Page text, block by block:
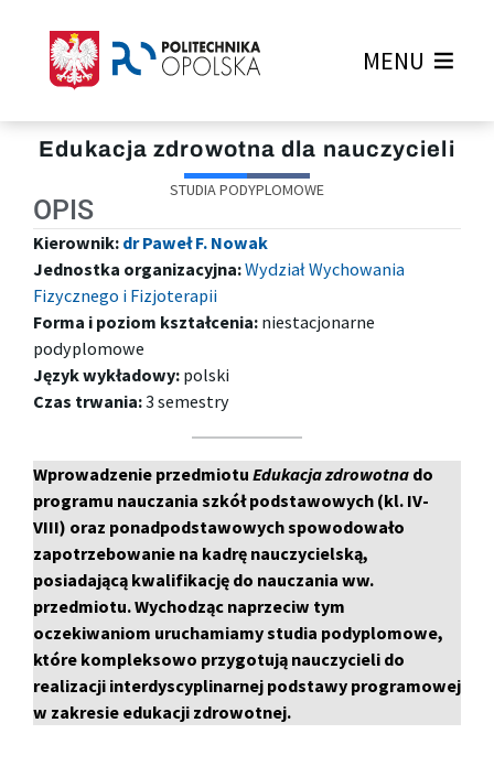
MENU
Edukacja zdrowotna dla nauczycieli
STUDIA PODYPLOMOWE
OPIS
Kierownik: dr Paweł F. Nowak
Jednostka organizacyjna:Wydział Wychowania
Fizycznego i Fizjoterapii
Forma i poziom kształcenia: niestacjonarne
podyplomowe
Język wykładowy: polski
Czas trwania:3 semestry
Wprowadzenie przedmiotu Edukacja zdrowotna do
programu nauczania szkół podstawowych (kl. IV-
VIII) oraz ponadpodstawowych spowodowało
zapotrzebowanie na kadrę nauczycielską,
posiadającą kwalifikację do nauczania ww.
przedmiotu. Wychodząc naprzeciw tym
oczekiwaniom uruchamiamy studia podyplomowe,
które kompleksowo przygotują nauczycieli do
realizacji interdyscyplinarnej podstawy programowej
w zakresie edukacji zdrowotnej.